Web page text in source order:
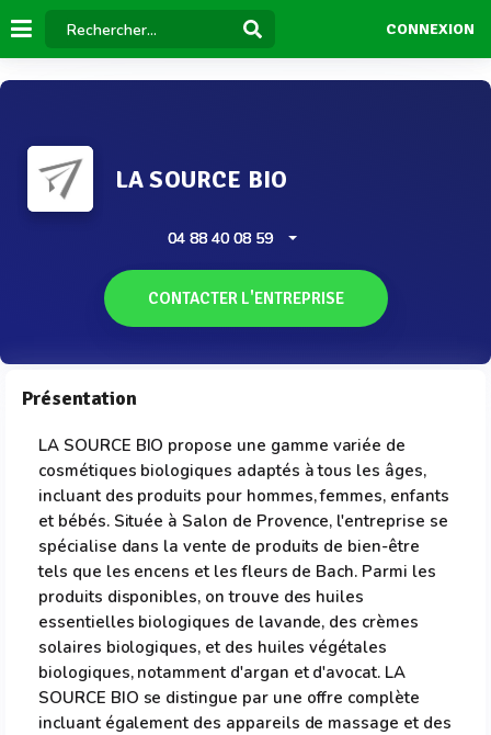
CONNEXION
LA SOURCE BIO
04 88 40 08 59
CONTACTER L'ENTREPRISE
Présentation
LA SOURCE BIO propose une gamme variée de
cosmétiques biologiques adaptés à tous les âges,
incluant des produits pour hommes, femmes, enfants
et bébés. Située à Salon de Provence, l'entreprise se
spécialise dans la vente de produits de bien-être
tels que les encens et les fleurs de Bach. Parmi les
produits disponibles, on trouve des huiles
essentielles biologiques de lavande, des crèmes
solaires biologiques, et des huiles végétales
biologiques, notamment d'argan et d'avocat. LA
SOURCE BIO se distingue par une offre complète
incluant également des appareils de massage et des